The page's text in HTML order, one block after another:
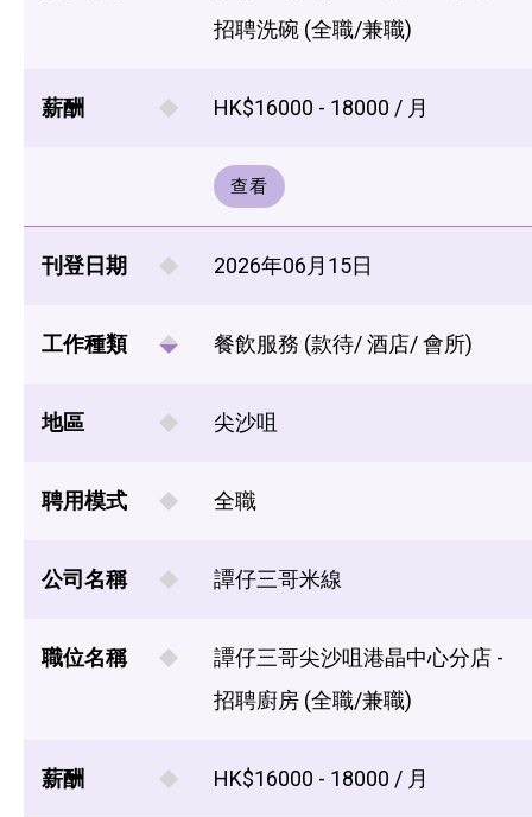
招聘洗碗 (全職/兼職)
薪酬 HK$16000 - 18000 / 月
查看
刊登日期 2026年06月15日
工作種類 餐飲服務 (款待/ 酒店/ 會所)
地區 尖沙咀
聘用模式 全職
公司名稱 譚仔三哥米線
職位名稱
譚仔三哥尖沙咀港晶中心分店 -
招聘廚房 (全職/兼職)
薪酬 HK$16000 - 18000 / 月